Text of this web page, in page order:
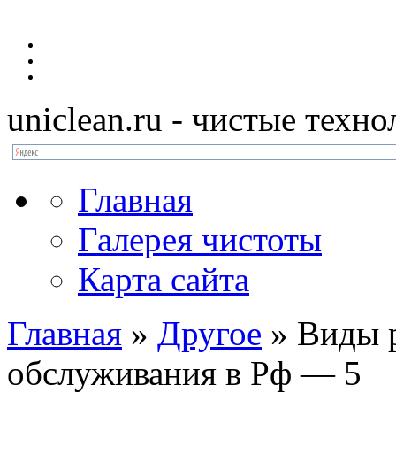
uniclean.ru - чистые
Главная
Галерея чистоты
Карта сайта
Главная » Другое » Виды
обслуживания в Рф — 5